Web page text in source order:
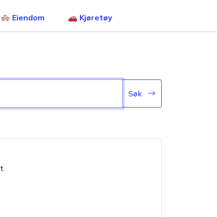
🏘️ Eiendom 🚗 Kjøretøy
Søk